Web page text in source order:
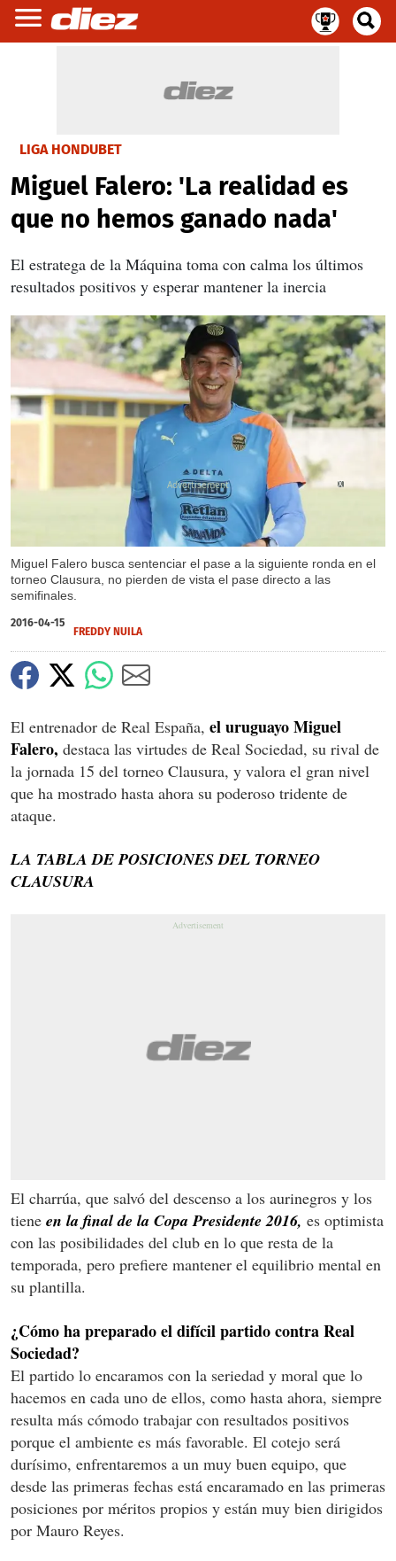
LIGA HONDUBET
Miguel Falero: 'La realidad es
que no hemos ganado nada'
El estratega de la Máquina toma con calma los últimos
resultados positivos y esperar mantener la inercia
Miguel Falero busca sentenciar el pase a la siguiente ronda en el
torneo Clausura, no pierden de vista el pase directo a las
semifinales.
X
2016-04-15
FREDDY NUILA
El entrenador de Real España, el uruguayo Miguel
Falero, destaca las virtudes de Real Sociedad, su rival de
la jornada 15 del torneo Clausura, y valora el gran nivel
que ha mostrado hasta ahora su poderoso tridente de
ataque.
LA TABLA DE POSICIONES DEL TORNEO
CLAUSURA
El charrúa, que salvó del descenso a los aurinegros y los
tiene en la final de la Copa Presidente 2016, es optimista
con las posibilidades del club en lo que resta de la
temporada, pero prefiere mantener el equilibrio mental en
su plantilla.
¿Cómo ha preparado el difícil partido contra Real
Sociedad?
El partido lo encaramos con la seriedad y moral que lo
hacemos en cada uno de ellos, como hasta ahora, siempre
resulta más cómodo trabajar con resultados positivos
porque el ambiente es más favorable. El cotejo será
durísimo, enfrentaremos a un muy buen equipo, que
desde las primeras fechas está encaramado en las primeras
posiciones por méritos propios y están muy bien dirigidos
por Mauro Reyes.